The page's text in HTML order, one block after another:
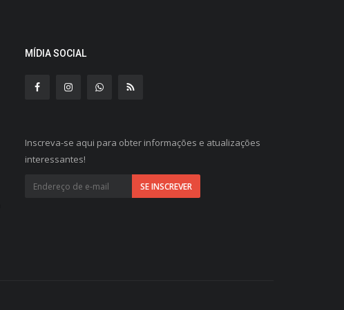
MÍDIA SOCIAL
Inscreva-se aqui para obter informações e atualizações
interessantes!